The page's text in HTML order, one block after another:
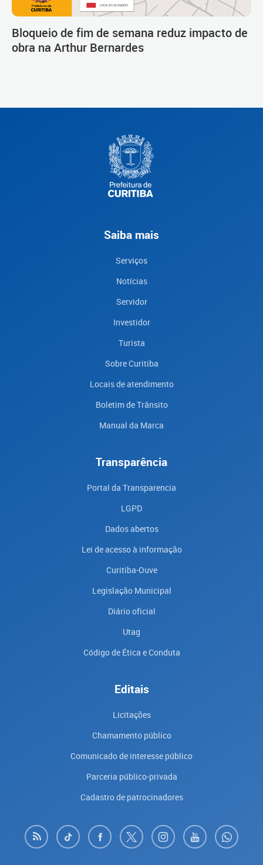
Bloqueio de fim de semana reduz impacto de
obra na Arthur Bernardes
Saiba mais
Serviços
Notícias
Servidor
Investidor
Turista
Sobre Curitiba
Locais de atendimento
Boletim de Trânsito
Manual da Marca
Transparência
Portal da Transparencia
LGPD
Dados abertos
Lei de acesso à informação
Curitiba-Ouve
Legislação Municipal
Diário oficial
Utag
Código de Ética e Conduta
Editais
Licitações
Chamamento público
Comunicado de interesse público
Parceria público-privada
Cadastro de patrocinadores